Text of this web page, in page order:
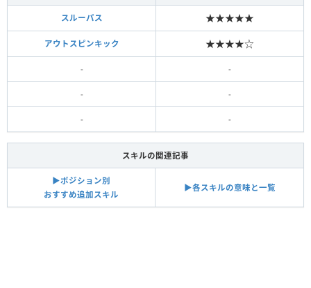
スルーパス ★★★★★
アウトスピンキック ★★★★☆
- -
- -
- -
スキルの関連記事
▶︎ポジション別
おすすめ追加スキル
▶︎各スキルの意味と一覧